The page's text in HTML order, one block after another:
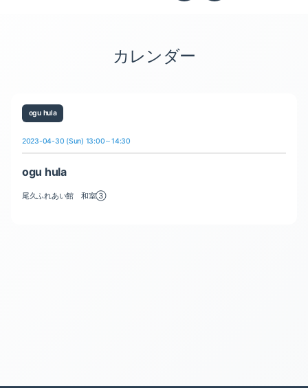
カレンダー
ogu hula
2023-04-30 (Sun) 13:00～14:30
ogu hula
尾久ふれあい館 和室③